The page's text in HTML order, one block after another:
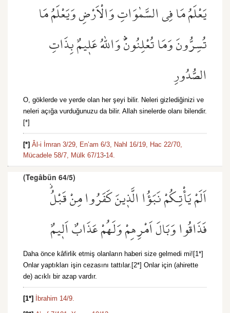
يَعْلَمُ مَا فِي السَّمٰوَاتِ وَالْاَرْضِ وَيَعْلَمُ مَا
تُسِرُّونَ وَمَا تُعْلِنُونَۜ وَاللّٰهُ عَل۪يمٌ بِذَاتِ
الصُّدُورِ
O, göklerde ve yerde olan her şeyi bilir. Neleri gizlediğinizi ve
neleri açığa vurduğunuzu da bilir. Allah sinelerde olanı bilendir.
[*]
[*] Âl-i İmran 3/29, En’am 6/3, Nahl 16/19, Hac 22/70,
Mücadele 58/7, Mülk 67/13-14.
(Tegâbün 64/5)
اَلَمْ يَأْتِكُمْ نَبَؤُا الَّذ۪ينَ كَفَرُوا مِنْ قَبْلُۘ
فَذَاقُوا وَبَالَ اَمْرِهِمْ وَلَهُمْ عَذَابٌ اَل۪يمٌ
Daha önce kâfirlik etmiş olanların haberi size gelmedi mi![1*]
Onlar yaptıkları işin cezasını tattılar.[2*] Onlar için (ahirette
de) acıklı bir azap vardır.
[1*] İbrahim 14/9.